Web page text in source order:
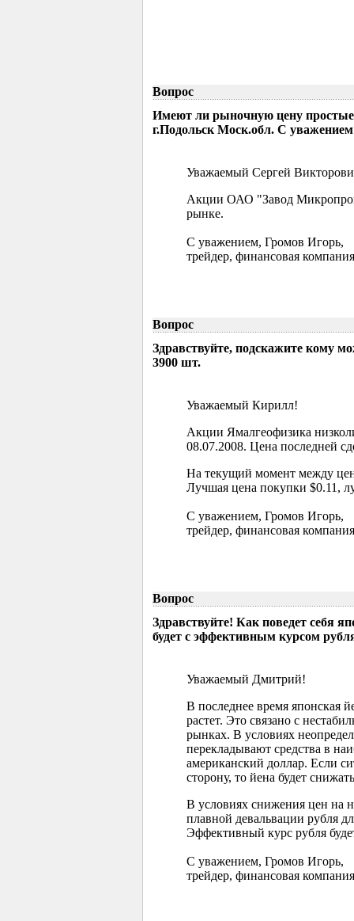
Вопрос
Имеют ли рыночную цену
г.Подольск Моск.обл. С
Уважаемый Сергей
Акции ОАО "Завод
рынке.
С уважением, Громов Игорь,
трейдер, финансовая
Вопрос
Здравствуйте, подскажите кому
3900 шт.
Уважаемый Кирилл!
Акции Ямалгеофизика
08.07.2008. Цена последней
На текущий момент между
Лучшая цена покупки $0.11,
С уважением, Громов Игорь,
трейдер, финансовая
Вопрос
Здравствуйте! Как поведет себя
будет с эффективным курсом
Уважаемый Дмитрий!
В последнее время
растет. Это связано с
рынках. В условиях
перекладывают средства в
американский доллар. Если
сторону, то йена будет
В условиях снижения цен на
плавной девальвации рубля
Эффективный курс рубля
С уважением, Громов Игорь,
трейдер, финансовая